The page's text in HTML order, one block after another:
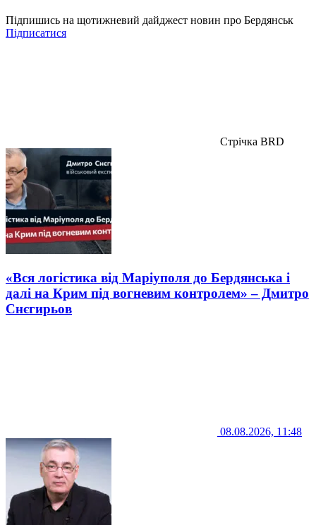
Підпишись на щотижневий дайджест новин про Бердянськ
Підписатися
Стрічка BRD
«Вся логістика від Маріуполя до Бердянська і
далі на Крим під вогневим контролем» – Дмитро
Снєгирьов
08.08.2026, 11:48